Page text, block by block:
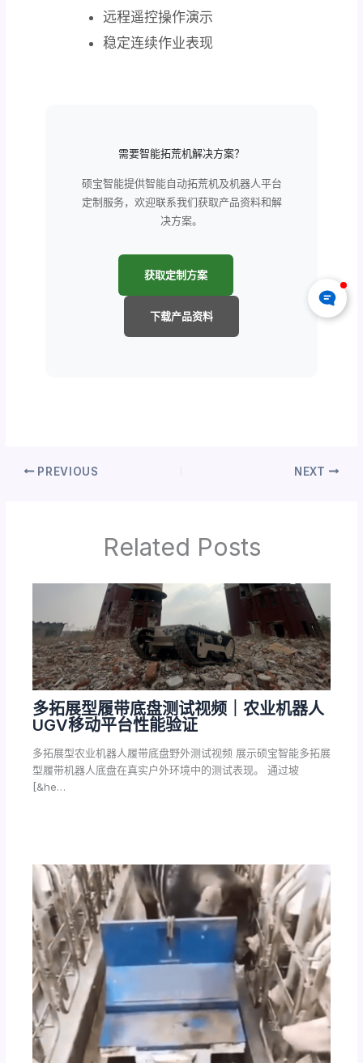
远程遥控操作演示
稳定连续作业表现
需要智能拓荒机解决方案？
硕宝智能提供智能自动拓荒机及机器人平台
定制服务，欢迎联系我们获取产品资料和解
决方案。
获取定制方案
下载产品资料
PREVIOUS NEXT
Related Posts
多拓展型履带底盘测试视频｜农业机器人
UGV移动平台性能验证
多拓展型农业机器人履带底盘野外测试视频 展示硕宝智能多拓展
型履带机器人底盘在真实户外环境中的测试表现。 通过坡
[&he…